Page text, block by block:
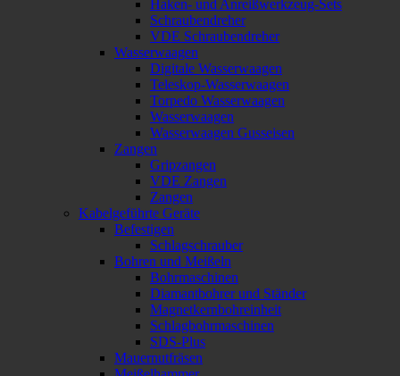
Haken- und Anreißwerkzeug-Sets
Schraubendreher
VDE Schraubendreher
Wasserwaagen
Digitale Wasserwaagen
Teleskop-Wasserwaagen
Torpedo Wasserwaagen
Wasserwaagen
Wasserwaagen Gusseisen
Zangen
Gripzangen
VDE Zangen
Zangen
Kabelgeführte Geräte
Befestigen
Schlagschrauber
Bohren und Meißeln
Bohrmaschinen
Diamantbohrer und Ständer
Magnetkernbohreinheit
Schlagbohrmaschinen
SDS-Plus
Mauernutfräsen